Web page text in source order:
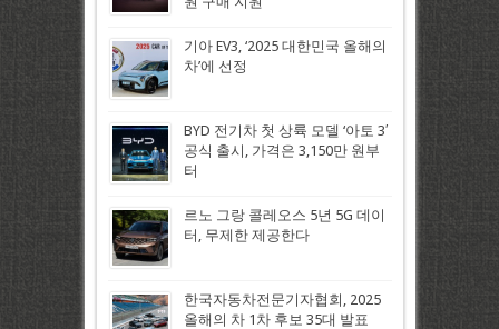
기아 EV3, ‘2025 대한민국 올해의
차’에 선정
BYD 전기차 첫 상륙 모델 ‘아토 3′
공식 출시, 가격은 3,150만 원부
터
르노 그랑 콜레오스 5년 5G 데이
터, 무제한 제공한다
한국자동차전문기자협회, 2025
올해의 차 1차 후보 35대 발표